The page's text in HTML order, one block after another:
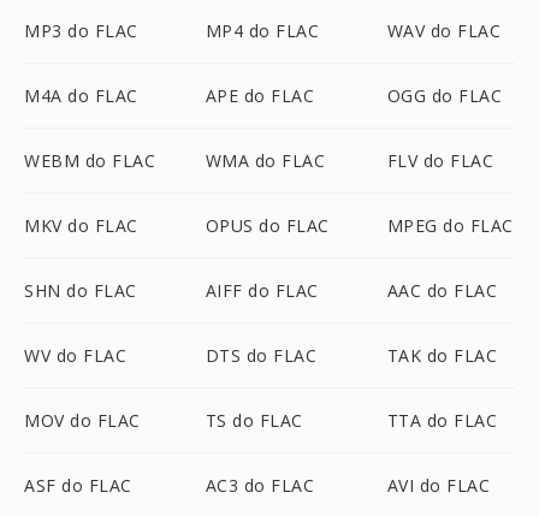
MP3 do FLAC MP4 do FLAC WAV do FLAC
M4A do FLAC APE do FLAC OGG do FLAC
WEBM do FLAC WMA do FLAC FLV do FLAC
MKV do FLAC OPUS do FLAC MPEG do FLAC
SHN do FLAC AIFF do FLAC AAC do FLAC
WV do FLAC DTS do FLAC TAK do FLAC
MOV do FLAC TS do FLAC TTA do FLAC
ASF do FLAC AC3 do FLAC AVI do FLAC